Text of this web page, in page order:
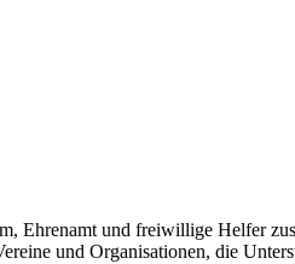
Ehrenamt und freiwillige Helfer
und Organisationen, die